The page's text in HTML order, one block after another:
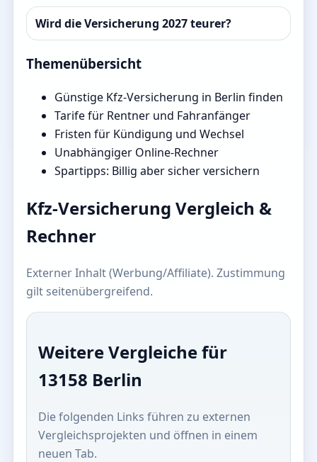
Wird die Versicherung 2027 teurer?
Themenübersicht
Günstige Kfz-Versicherung in Berlin finden
Tarife für Rentner und Fahranfänger
Fristen für Kündigung und Wechsel
Unabhängiger Online-Rechner
Spartipps: Billig aber sicher versichern
Kfz-Versicherung Vergleich &
Rechner
Externer Inhalt (Werbung/Affiliate). Zustimmung
gilt seitenübergreifend.
Weitere Vergleiche für
13158 Berlin
Die folgenden Links führen zu externen
Vergleichsprojekten und öffnen in einem
neuen Tab.